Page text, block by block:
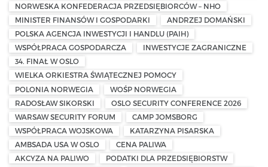
NORWESKA KONFEDERACJA PRZEDSIĘBIORCÓW – NHO
MINISTER FINANSÓW I GOSPODARKI
ANDRZEJ DOMAŃSKI
POLSKA AGENCJA INWESTYCJI I HANDLU (PAIH)
WSPÓŁPRACA GOSPODARCZA
INWESTYCJE ZAGRANICZNE
34. FINAŁ W OSLO
WIELKA ORKIESTRA ŚWIĄTECZNEJ POMOCY
POLONIA NORWEGIA
WOŚP NORWEGIA
RADOSŁAW SIKORSKI
OSLO SECURITY CONFERENCE 2026
WARSAW SECURITY FORUM
CAMP JOMSBORG
WSPÓŁPRACA WOJSKOWA
KATARZYNA PISARSKA
AMBSADA USA W OSLO
CENA PALIWA
AKCYZA NA PALIWO
PODATKI DLA PRZEDSIĘBIORSTW